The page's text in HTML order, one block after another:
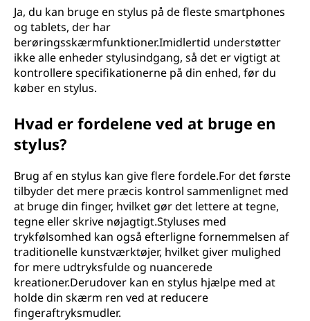
Ja, du kan bruge en stylus på de fleste smartphones
og tablets, der har
berøringsskærmfunktioner.Imidlertid understøtter
ikke alle enheder stylusindgang, så det er vigtigt at
kontrollere specifikationerne på din enhed, før du
køber en stylus.
Hvad er fordelene ved at bruge en
stylus?
Brug af en stylus kan give flere fordele.For det første
tilbyder det mere præcis kontrol sammenlignet med
at bruge din finger, hvilket gør det lettere at tegne,
tegne eller skrive nøjagtigt.Styluses med
trykfølsomhed kan også efterligne fornemmelsen af
traditionelle kunstværktøjer, hvilket giver mulighed
for mere udtryksfulde og nuancerede
kreationer.Derudover kan en stylus hjælpe med at
holde din skærm ren ved at reducere
fingeraftryksmudler.